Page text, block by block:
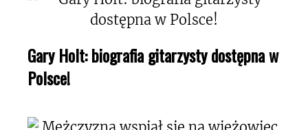
Gary Holt: biografia gitarzysty dostępna w
Polsce!